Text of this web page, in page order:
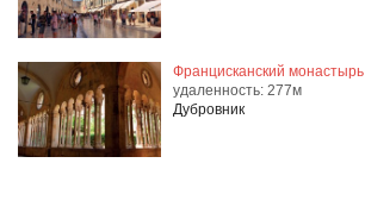
Францисканский монастырь
удаленность: 277м
Дубровник